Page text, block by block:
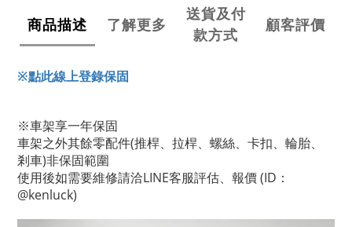
商品描述 了解更多
送貨及付
款方式
顧客評價
※點此線上登錄保固
※車架享一年保固
車架之外其餘零配件(推桿、拉桿、螺絲、卡扣、輪胎、
剎車)非保固範圍
使用後如需要維修請洽LINE客服評估、報價 (ID：
@kenluck)